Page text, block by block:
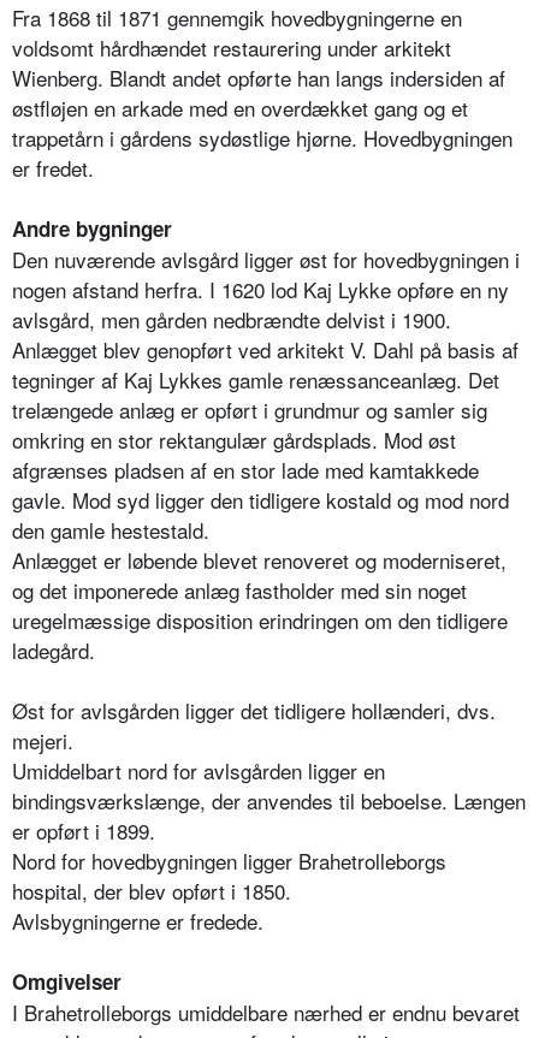
Fra 1868 til 1871 gennemgik hovedbygningerne en
voldsomt hårdhændet restaurering under arkitekt
Wienberg. Blandt andet opførte han langs indersiden af
østfløjen en arkade med en overdækket gang og et
trappetårn i gårdens sydøstlige hjørne. Hovedbygningen
er fredet.
Andre bygninger
Den nuværende avlsgård ligger øst for hovedbygningen i
nogen afstand herfra. I 1620 lod Kaj Lykke opføre en ny
avlsgård, men gården nedbrændte delvist i 1900.
Anlægget blev genopført ved arkitekt V. Dahl på basis af
tegninger af Kaj Lykkes gamle renæssanceanlæg. Det
trelængede anlæg er opført i grundmur og samler sig
omkring en stor rektangulær gårdsplads. Mod øst
afgrænses pladsen af en stor lade med kamtakkede
gavle. Mod syd ligger den tidligere kostald og mod nord
den gamle hestestald.
Anlægget er løbende blevet renoveret og moderniseret,
og det imponerede anlæg fastholder med sin noget
uregelmæssige disposition erindringen om den tidligere
ladegård.
Øst for avlsgården ligger det tidligere hollænderi, dvs.
mejeri.
Umiddelbart nord for avlsgården ligger en
bindingsværkslænge, der anvendes til beboelse. Længen
er opført i 1899.
Nord for hovedbygningen ligger Brahetrolleborgs
hospital, der blev opført i 1850.
Avlsbygningerne er fredede.
Omgivelser
I Brahetrolleborgs umiddelbare nærhed er endnu bevaret